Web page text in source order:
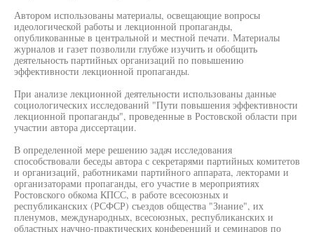
Автором использованы материалы, освещающие вопросы
идеологической работы и лекционной пропаганды,
опубликованные в центральной и местной печати. Материалы
журналов и газет позволили глубже изучить и обобщить
деятельность партийных организаций по повышению
эффективности лекционной пропаганды.
При анализе лекционной деятельности использованы данные
социологических исследований "Пути повышения эффективности
лекционной пропаганды", проведенные в Ростовской области при
участии автора диссертации.
В определенной мере решению задач исследования
способствовали беседы автора с секретарями партийных комитетов
и организаций, работниками партийного аппарата, лекторами и
организаторами пропаганды, его участие в мероприятиях
Ростовского обкома КПСС, в работе всесоюзных и
республиканских (РСФСР) съездов общества "Знание", их
пленумов, международных, всесоюзных, республиканских и
областных научно-практических конференций и семинаров по